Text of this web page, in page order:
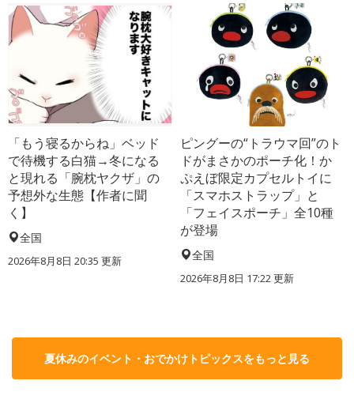
「もう寝るからね」ベッド
で待機する白猫→冬になる
と現れる「腕枕ヤクザ」の
予想外な生態【作者に聞
く】
全国
2026年8月8日 20:35 更新
ピングーの“トラウマ回”のト
ドがまさかのポーチ化！か
ぷえぼ限定カプセルトイに
「スマホストラップ」と
「フェイスポーチ」全10種
が登場
全国
2026年8月8日 17:22 更新
夏休みのイベント・おでかけトピックスをもっと見る